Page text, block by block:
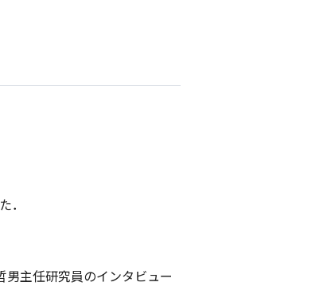
．
主任研究員のインタビュー